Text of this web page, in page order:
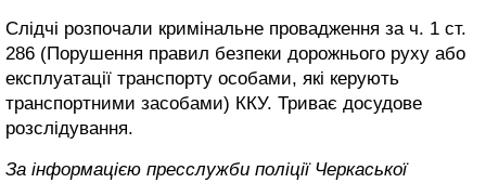
Слідчі розпочали кримінальне провадження за ч. 1 ст.
286 (Порушення правил безпеки дорожнього руху або
експлуатації транспорту особами, які керують
транспортними засобами) ККУ. Триває досудове
розслідування.
За інформацією пресслужби поліції Черкаської